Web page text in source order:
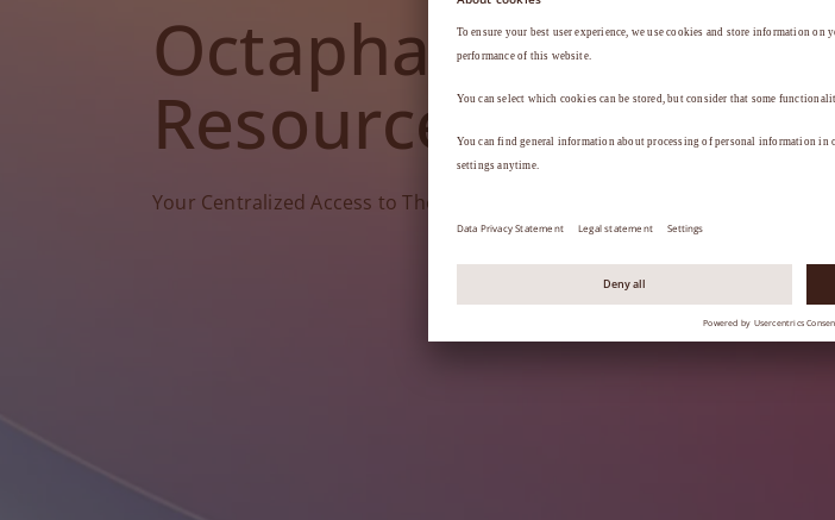
Octapharma
Resources
Your Centralized Access to Therapy Tools.